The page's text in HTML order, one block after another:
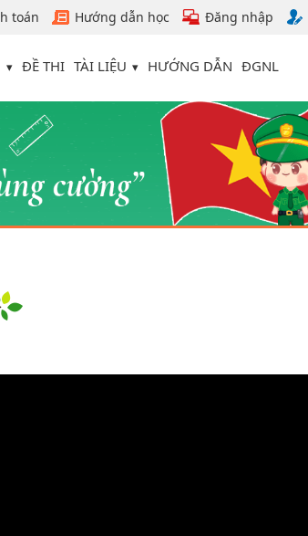
toán Hướng dẫn học Đăng nhập
ĐỀ THI TÀI LIỆU HƯỚNG DẪN ĐGNL